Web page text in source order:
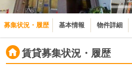
募集状況・履歴 基本情報 物件詳細
賃貸募集状況・履歴